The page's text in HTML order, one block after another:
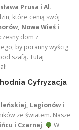
Prusa i Al.
które cenią swój
Nowa Wieś i
dom z
by poranny wyścig
szafą. Tutaj
Cyfryzacja
Legionów i
ze światem. Nasze
i Czarnej.
W